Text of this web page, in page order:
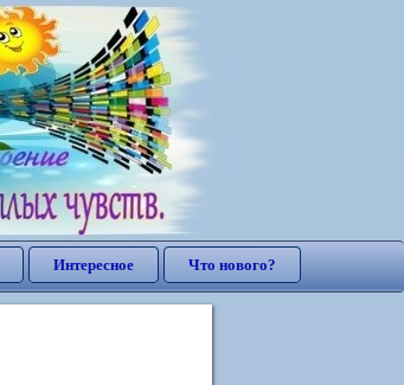
Интересное Что нового?